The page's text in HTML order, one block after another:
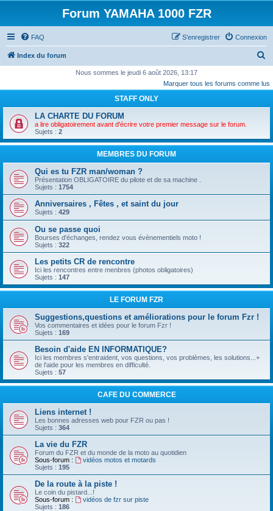
Forum YAMAHA 1000 FZR
FAQ Connexion
S’enregistrer
Index du forum
c
c
Nous sommes le jeudi 6 août 2026, 13:17
Marquer tous les forums comme lus
STAFF ONLY
LA CHARTE DU FORUM
a lire obligatoirement avant d'écrire votre premier message sur le forum.
Sujets : 2
MEMBRES DU FORUM
Qui es tu FZR man/woman ?
Présentation OBLIGATOIRE du pilote et de sa machine .
Sujets : 1754
Anniversaires , Fêtes , et saint du jour
Sujets : 429
Ou se passe quoi
Bourses d'échanges, rendez vous évènementiels moto !
Sujets : 322
Les petits CR de rencontre
Ici les rencontres entre menbres (photos obligatoires)
Sujets : 147
LE FORUM FZR
Suggestions,questions et améliorations pour le forum Fzr !
Vos commentaires et idées pour le forum Fzr !
Sujets : 169
Besoin d'aide EN INFORMATIQUE?
Ici les membres s'entraident, vos questions, vos problèmes, les solutions...+
de l'aide pour les membres en difficulté.
Sujets : 57
CAFE DU COMMERCE
Liens internet !
Les bonnes adresses web pour FZR ou pas !
Sujets : 364
La vie du FZR
Forum du FZR et du monde de la moto au quotidien
Sous-forum :
vidéos motos et motards
Sujets : 195
De la route à la piste !
Le coin du pistard...!
Sous-forum :
vidéos de fzr sur piste
Sujets : 186